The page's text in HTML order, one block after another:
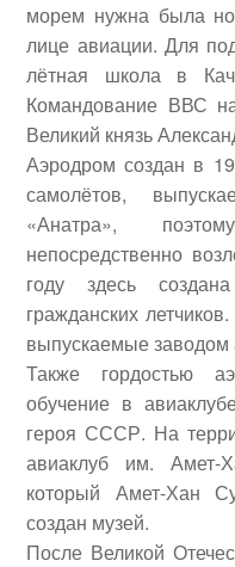
морем нужна была
лице авиации. Для
лётная школа в
Командование ВВС
Великий князь
Аэродром создан в
самолётов,
«Анатра»,
непосредственно
году здесь
гражданских
выпускаемые заводом
Также гордостью
обучение в
героя СССР. На
авиаклуб им. Амет-
который Амет-Хан
создан музей.
После Великой